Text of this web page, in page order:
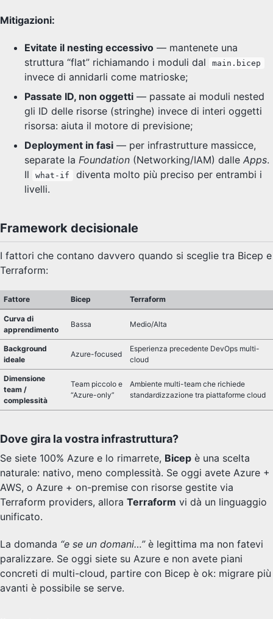
Mitigazioni:
Evitate il nesting eccessivo — mantenete una
struttura “flat” richiamando i moduli dal
main.bicep
invece di annidarli come matrioske;
Passate ID, non oggetti — passate ai moduli nested
gli ID delle risorse (stringhe) invece di interi oggetti
risorsa: aiuta il motore di previsione;
Deployment in fasi — per infrastrutture massicce,
separate la Foundation (Networking/IAM) dalle Apps.
Il
what-if
diventa molto più preciso per entrambi i
livelli.
Framework decisionale
I fattori che contano davvero quando si sceglie tra Bicep e
Terraform:
Fattore Bicep Terraform
Curva di
apprendimento
Bassa Medio/Alta
Background
ideale
Azure-focused
Esperienza precedente DevOps multi-
cloud
Dimensione
team /
complessità
Team piccolo e
“Azure-only”
Ambiente multi-team che richiede
standardizzazione tra piattaforme cloud
Dove gira la vostra infrastruttura?
Se siete 100% Azure e lo rimarrete, Bicep è una scelta
naturale: nativo, meno complessità. Se oggi avete Azure +
AWS, o Azure + on-premise con risorse gestite via
Terraform providers, allora Terraform vi dà un linguaggio
unificato.
La domanda “e se un domani…”è legittima ma non fatevi
paralizzare. Se oggi siete su Azure e non avete piani
concreti di multi-cloud, partire con Bicep è ok: migrare più
avanti è possibile se serve.